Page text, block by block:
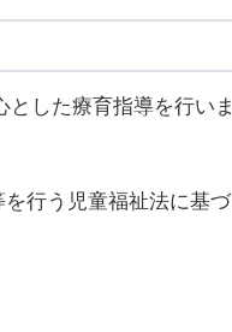
した療育指導を行い
行う児童福祉法に基づ